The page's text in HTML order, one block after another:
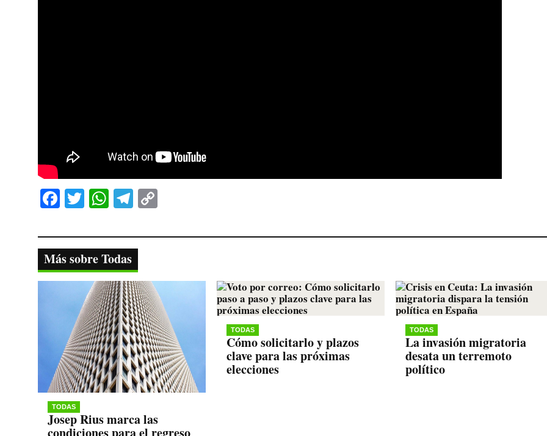
Fa
bo
ok
T
tte
r
W
ts
A
pp
Te
gr
a
m
y
nk
Más sobre Todas
TODAS
Josep Rius marca las
TODAS
Cómo solicitarlo y plazos
clave para las próximas
elecciones
TODAS
La invasión migratoria
desata un terremoto
político